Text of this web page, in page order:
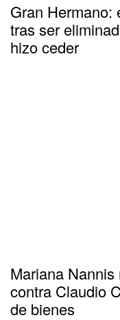
Gran Hermano:
tras ser
hizo ceder
Mariana
contra Claudio
de bienes